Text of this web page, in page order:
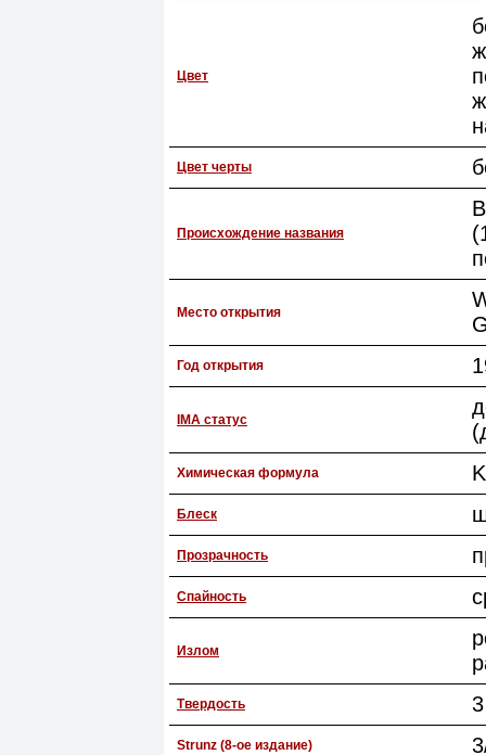
Цвет
Цвет черты
Происхождение названия
Место открытия
Год открытия
IMA статус
Химическая формула
Блеск
Прозрачность
Спайность
Излом
Твердость 3
Strunz (8-ое издание)